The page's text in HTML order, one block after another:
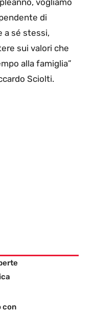
vogliamo
di
a sé stessi,
sui valori che
alla famiglia”
Sciolti.
con